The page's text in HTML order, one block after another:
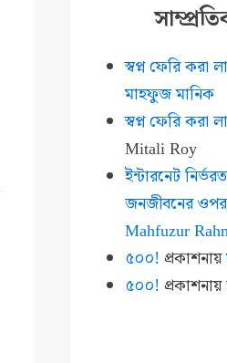
স্বপ্ন ফেরি করা
মাহফুজ মানিক
স্বপ্ন ফেরি করা
Mitali Roy
ইন্টারনেট
জনজীবনের ওপর
Mahfuzur
৫০০! প্রকাশনায়
৫০০! প্রকাশনায়